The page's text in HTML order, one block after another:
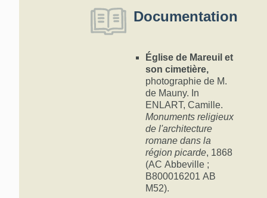
Documentation
Église de Mareuil et
son cimetière,
photographie de M.
de Mauny. In
ENLART, Camille.
Monuments religieux
de l'architecture
romane dans la
région picarde, 1868
(AC Abbeville ;
B800016201 AB
M52).